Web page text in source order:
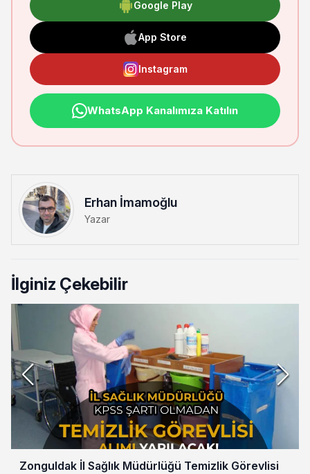
Google Play
App Store
Instagram
WhatsApp Kanalımıza Katılın
Erhan İmamoğlu
Yazar
İlginiz Çekebilir
Zonguldak İl Sağlık Müdürlüğü Temizlik Görevlisi